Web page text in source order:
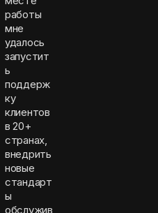
работы
мне
удалось
запустит
ь
поддерж
ку
клиентов
в 20+
странах,
внедрить
новые
стандарт
ы
обслужив